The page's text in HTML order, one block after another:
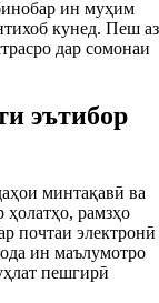
ин муҳим
кунед. Пеш аз
дар сомонаи
эътибор
минтақавӣ ва
ҳолатҳо, рамзҳо
почтаи электронӣ
ин маълумотро
пешгирӣ